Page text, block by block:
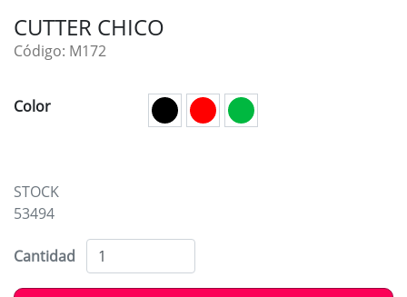
CUTTER CHICO
Código: M172
Color
STOCK
53494
Cantidad